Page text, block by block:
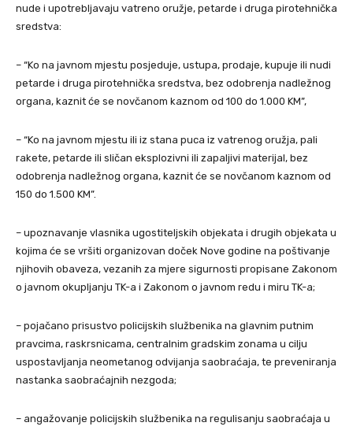
nude i upotrebljavaju vatreno oružje, petarde i druga pirotehnička
sredstva:
– “Ko na javnom mjestu posjeduje, ustupa, prodaje, kupuje ili nudi
petarde i druga pirotehnička sredstva, bez odobrenja nadležnog
organa, kaznit će se novčanom kaznom od 100 do 1.000 KM”,
– “Ko na javnom mjestu ili iz stana puca iz vatrenog oružja, pali
rakete, petarde ili sličan eksplozivni ili zapaljivi materijal, bez
odobrenja nadležnog organa, kaznit će se novčanom kaznom od
150 do 1.500 KM”.
– upoznavanje vlasnika ugostiteljskih objekata i drugih objekata u
kojima će se vršiti organizovan doček Nove godine na poštivanje
njihovih obaveza, vezanih za mjere sigurnosti propisane Zakonom
o javnom okupljanju TK-a i Zakonom o javnom redu i miru TK-a;
– pojačano prisustvo policijskih službenika na glavnim putnim
pravcima, raskrsnicama, centralnim gradskim zonama u cilju
uspostavljanja neometanog odvijanja saobraćaja, te preveniranja
nastanka saobraćajnih nezgoda;
– angažovanje policijskih službenika na regulisanju saobraćaja u